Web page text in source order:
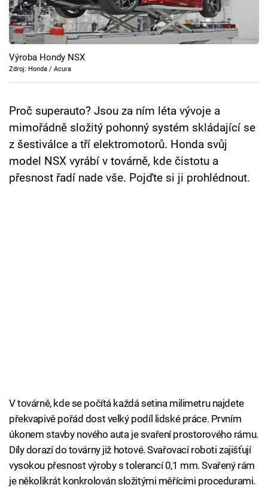
Cool Esport
Pořady
TV Program
Přihlášení
Sledujte nás
Výroba Hondy NSX
Zdroj: Honda / Acura
Proč superauto? Jsou za ním léta vývoje a
mimořádně složitý pohonný systém skládající se
z šestiválce a tří elektromotorů. Honda svůj
model NSX vyrábí v továrně, kde čistotu a
přesnost řadí nade vše. Pojďte si ji prohlédnout.
V továrně, kde se počítá každá setina milimetru najdete
překvapivě pořád dost velký podíl lidské práce. Prvním
úkonem stavby nového auta je svaření prostorového rámu.
Díly dorazí do továrny již hotové. Svařovací roboti zajišťují
vysokou přesnost výroby s tolerancí 0,1 mm. Svařený rám
je několikrát konkrolován složitými měřícími procedurami.